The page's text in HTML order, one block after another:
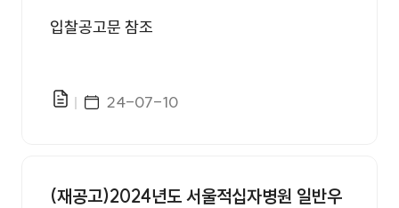
입찰공고문 참조
파일있음게시일자
24-07-10
(재공고)2024년도 서울적십자병원 일반우